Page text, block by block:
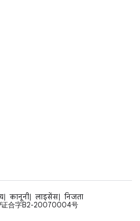
कानूनी लाइसेंस
निजता
证合字B2-20070004号